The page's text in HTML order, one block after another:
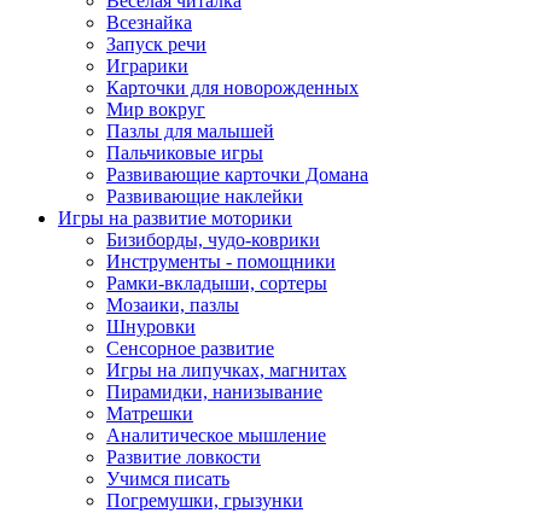
Всезнайка
Запуск речи
Играрики
Карточки для новорожденных
Мир вокруг
Пазлы для малышей
Пальчиковые игры
Развивающие карточки Домана
Развивающие наклейки
Игры на развитие моторики
Бизиборды, чудо-коврики
Инструменты - помощники
Рамки-вкладыши, сортеры
Мозаики, пазлы
Шнуровки
Сенсорное развитие
Игры на липучках, магнитах
Пирамидки, нанизывание
Матрешки
Аналитическое мышление
Развитие ловкости
Учимся писать
Погремушки, грызунки